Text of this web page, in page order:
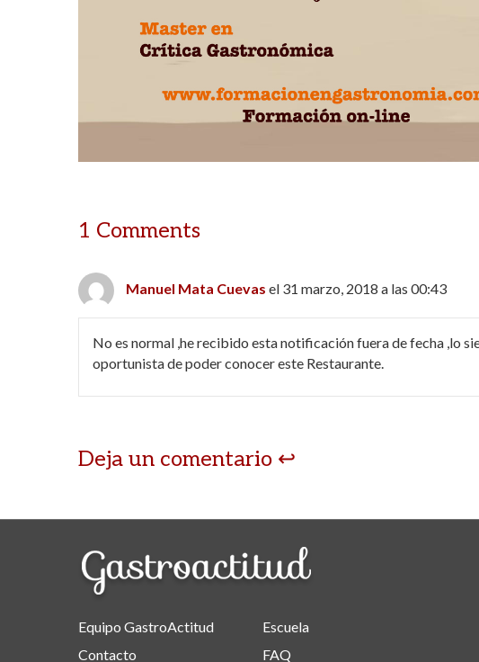
1 Comments
Manuel Mata Cuevas el 31 marzo, 2018 a las 00:43
No es normal ,he recibido esta notificación fuera de fecha ,lo
oportunista de poder conocer este Restaurante.
Deja un comentario
Equipo GastroActitud
Contacto
Escuela
FAQ